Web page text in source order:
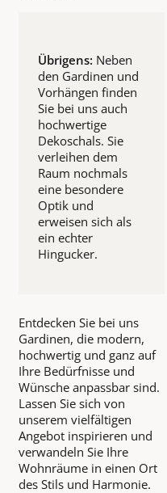
Übrigens: Neben
den Gardinen und
Vorhängen finden
Sie bei uns auch
hochwertige
Dekoschals. Sie
verleihen dem
Raum nochmals
eine besondere
Optik und
erweisen sich als
ein echter
Hingucker.
Entdecken Sie bei uns
Gardinen, die modern,
hochwertig und ganz auf
Ihre Bedürfnisse und
Wünsche anpassbar sind.
Lassen Sie sich von
unserem vielfältigen
Angebot inspirieren und
verwandeln Sie Ihre
Wohnräume in einen Ort
des Stils und Harmonie.